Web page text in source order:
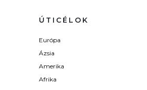
ÚTICÉLOK
Európa
Ázsia
Amerika
Afrika